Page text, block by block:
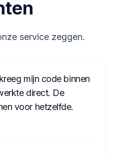
service zeggen.
mijn code binnen
direct. De
voor hetzelfde.